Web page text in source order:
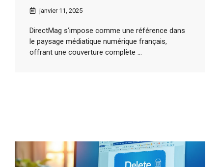
janvier 11, 2025
DirectMag s’impose comme une référence dans
le paysage médiatique numérique français,
offrant une couverture complète ...